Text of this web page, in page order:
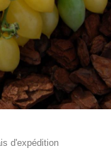
d'expédition